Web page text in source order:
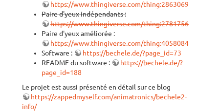
https://www.thingiverse.com/thing:2863069
Paire d'yeux indépendants :
https://www.thingiverse.com/thing:2781756
Paire d'yeux améliorée :
https://www.thingiverse.com/thing:4058084
Software :
https://bechele.de/?page_id=73
README du software :
https://bechele.de/?
page_id=188
Le projet est aussi présenté en détail sur ce blog
https://zappedmyself.com/animatronics/bechele2-
info/